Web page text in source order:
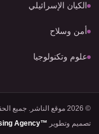
الكيان الإسرائيلي
أمن وسلاح
علوم وتكنولوجيا
© 2026 موقع الناشر. جميع الحقوق محفوظة.
تصميم وتطوير Agency™